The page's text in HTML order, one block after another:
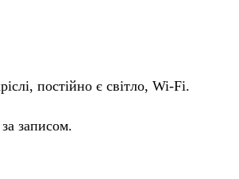
постійно є світло, Wi-Fi.
записом.